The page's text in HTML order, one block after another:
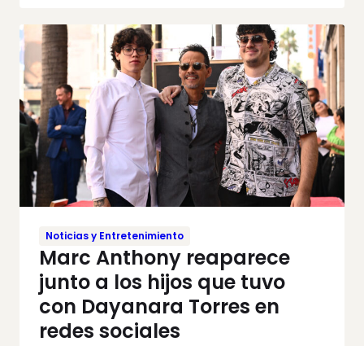
Noticias y Entretenimiento
Marc Anthony reaparece
junto a los hijos que tuvo
con Dayanara Torres en
redes sociales